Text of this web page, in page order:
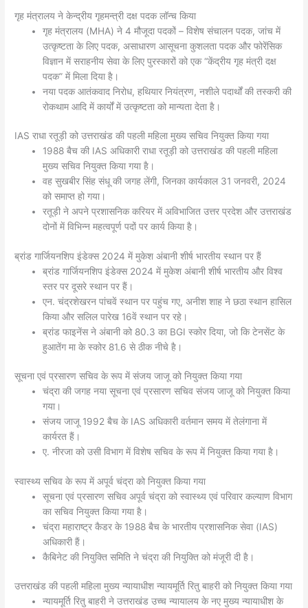
गृह मंत्रालय ने केन्द्रीय गृहमन्त्री दक्ष पदक लॉन्च किया
गृह मंत्रालय (MHA) ने 4 मौजूदा पदकों – विशेष संचालन पदक, जांच में
उत्कृष्टता के लिए पदक, असाधारण आसूचना कुशलता पदक और फोरेंसिक
विज्ञान में सराहनीय सेवा के लिए पुरस्कारों को एक “केंद्रीय गृह मंत्री दक्ष
पदक” में मिला दिया है।
नया पदक आतंकवाद निरोध, हथियार नियंत्रण, नशीले पदार्थों की तस्करी की
रोकथाम आदि में कार्यों में उत्कृष्टता को मान्यता देता है।
IAS राधा रतूड़ी को उत्तराखंड की पहली महिला मुख्य सचिव नियुक्त किया गया
1988 बैच की IAS अधिकारी राधा रतूड़ी को उत्तराखंड की पहली महिला
मुख्य सचिव नियुक्त किया गया है।
वह सुखबीर सिंह संधू की जगह लेंगी, जिनका कार्यकाल 31 जनवरी, 2024
को समाप्त हो गया।
रतूड़ी ने अपने प्रशासनिक करियर में अविभाजित उत्तर प्रदेश और उत्तराखंड
दोनों में विभिन्न महत्वपूर्ण पदों पर कार्य किया है।
ब्रांड गार्जियनशिप इंडेक्स 2024 में मुकेश अंबानी शीर्ष भारतीय स्थान पर हैं
ब्रांड गार्जियनशिप इंडेक्स 2024 में मुकेश अंबानी शीर्ष भारतीय और विश्व
स्तर पर दूसरे स्थान पर हैं।
एन. चंद्रशेखरन पांचवें स्थान पर पहुंच गए, अनीश शाह ने छठा स्थान हासिल
किया और सलिल पारेख 16वें स्थान पर रहे।
ब्रांड फाइनेंस ने अंबानी को 80.3 का BGI स्कोर दिया, जो कि टेनसेंट के
हुआतेंग मा के स्कोर 81.6 से ठीक नीचे है।
सूचना एवं प्रसारण सचिव के रूप में संजय जाजू को नियुक्त किया गया
चंद्रा की जगह नया सूचना एवं प्रसारण सचिव संजय जाजू को नियुक्त किया
गया।
संजय जाजू 1992 बैच के IAS अधिकारी वर्तमान समय में तेलंगाना में
कार्यरत हैं।
ए. नीरजा को उसी विभाग में विशेष सचिव के रूप में नियुक्त किया गया है।
स्वास्थ्य सचिव के रूप में अपूर्व चंद्रा को नियुक्त किया गया
सूचना एवं प्रसारण सचिव अपूर्व चंद्रा को स्वास्थ्य एवं परिवार कल्याण विभाग
का सचिव नियुक्त किया गया है।
चंद्रा महाराष्ट्र कैडर के 1988 बैच के भारतीय प्रशासनिक सेवा (IAS)
अधिकारी हैं।
कैबिनेट की नियुक्ति समिति ने चंद्रा की नियुक्ति को मंजूरी दी है।
उत्तराखंड की पहली महिला मुख्य न्यायाधीश न्यायमूर्ति रितु बाहरी को नियुक्त किया गया
न्यायमूर्ति रितु बाहरी ने उत्तराखंड उच्च न्यायालय के नए मुख्य न्यायाधीश के